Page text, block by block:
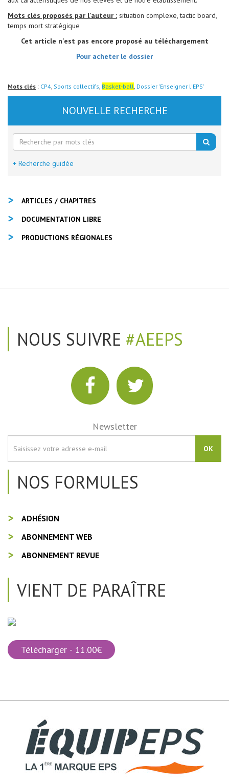
Mots clés proposés par l'auteur : situation complexe, tactic board,
temps mort stratégique
Cet article n'est pas encore proposé au téléchargement
Pour acheter le dossier
Mots clés : CP4, Sports collectifs, Basket-ball, Dossier 'Enseigner l'EPS'
NOUVELLE RECHERCHE
+ Recherche guidée
ARTICLES / CHAPITRES
DOCUMENTATION LIBRE
PRODUCTIONS RÉGIONALES
NOUS SUIVRE #AEEPS
Newsletter
OK
NOS FORMULES
ADHÉSION
ABONNEMENT WEB
ABONNEMENT REVUE
VIENT DE PARAÎTRE
Télécharger - 11.00€